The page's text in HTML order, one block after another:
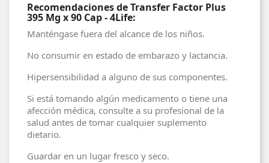
Recomendaciones de Transfer Factor Plus
395 Mg x 90 Cap - 4Life:
Manténgase fuera del alcance de los niños.
No consumir en estado de embarazo y lactancia.
Hipersensibilidad a alguno de sus componentes.
Si está tomando algún medicamento o tiene una
afección médica, consulte a su profesional de la
salud antes de tomar cualquier suplemento
dietario.
Guardar en un lugar fresco y seco.